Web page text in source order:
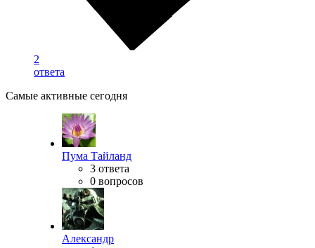
2
ответа
Самые активные сегодня
Пума Тайланд
3 ответа
0 вопросов
Александр